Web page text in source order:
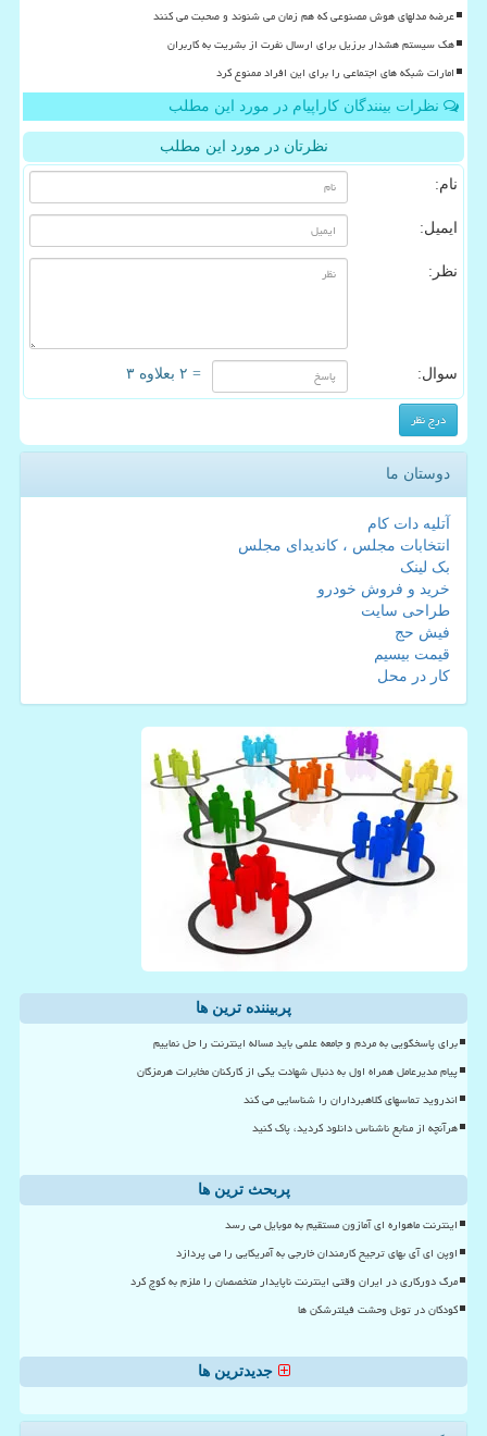
عرضه مدلهای هوش مصنوعی که هم زمان می شنوند و صحبت می کنند
هک سیستم هشدار برزیل برای ارسال نفرت از بشریت به کاربران
امارات شبکه های اجتماعی را برای این افراد ممنوع کرد
نظرات بینندگان کاراپیام در مورد این مطلب
نظرتان در مورد این مطلب
نام:
ایمیل:
نظر:
سوال: = ۲ بعلاوه ۳
دوستان ما
آتلیه دات کام
انتخابات مجلس ، کاندیدای مجلس
بک لینک
خرید و فروش خودرو
طراحی سایت
فیش حج
قیمت بیسیم
کار در محل
پربیننده ترین ها
برای پاسخگویی به مردم و جامعه علمی باید مساله اینترنت را حل نماییم
پیام مدیرعامل همراه اول به دنبال شهادت یکی از کارکنان مخابرات هرمزگان
اندروید تماسهای کلاهبرداران را شناسایی می کند
هرآنچه از منابع ناشناس دانلود کردید، پاک کنید
پربحث ترین ها
اینترنت ماهواره ای آمازون مستقیم به موبایل می رسد
اوپن ای آی بهای ترجیح کارمندان خارجی به آمریکایی را می پردازد
مرگ دورکاری در ایران وقتی اینترنت ناپایدار متخصصان را ملزم به کوچ کرد
کودکان در تونل وحشت فیلترشکن ها
جدیدترین ها